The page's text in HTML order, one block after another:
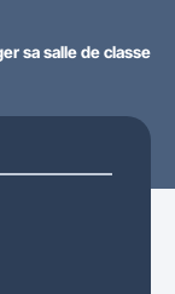
sa salle de classe